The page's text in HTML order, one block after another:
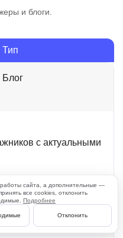
и блоги.
Тип
Блог
с актуальными
Блог
сайта, а дополнительные —
все cookies, отклонить
Подробнее
Отклонить